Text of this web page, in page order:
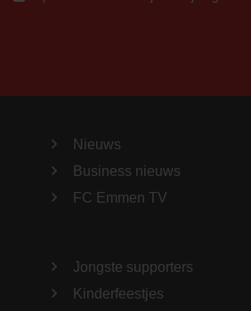
Nieuws
Business nieuws
FC Emmen TV
Jongste supporters
Kinderfeestjes